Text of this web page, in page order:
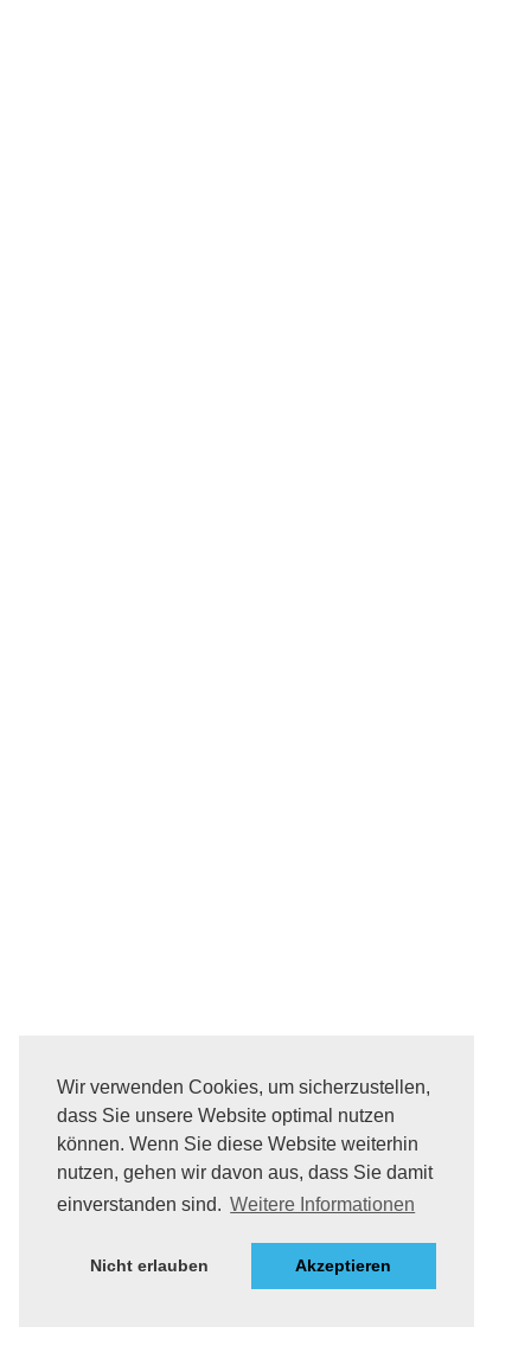
Wir verwenden Cookies, um sicherzustellen,
dass Sie unsere Website optimal nutzen
können. Wenn Sie diese Website weiterhin
nutzen, gehen wir davon aus, dass Sie damit
einverstanden sind. Weitere Informationen
Nicht erlauben Akzeptieren